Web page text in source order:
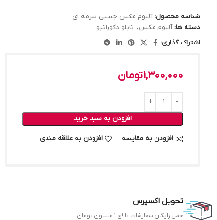
شناسه محصول:آلبوم عکس چسبی سرمه ای
دسته ها: آلبوم عکس , تابلو دکوراتیو
اشتراک گذاری:
1,300,000تومان
افزودن به سبد خرید
افزودن به مقایسه افزودن به علاقه مندی
تحویل اکسپرس
حمل رایگان سفارشات بالای 1 میلیون تومان